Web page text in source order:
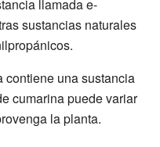
llamada e-
sustancias naturales
contiene una sustancia
cumarina puede variar
la planta.